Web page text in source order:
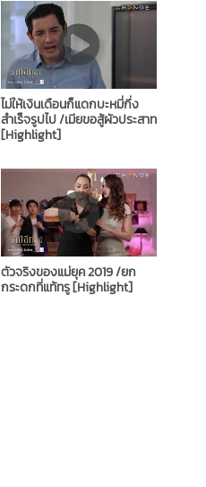
ไม่ให้เงินเดือนก็แดกบะหมี่กึ่ง
สำเร็จรูปไป /เมียขอสู้ผัวประสาท
[Highlight]
ตัวจริงของแม่ยุค 2019 /ยก
กระดกที่แท้ทรู [Highlight]